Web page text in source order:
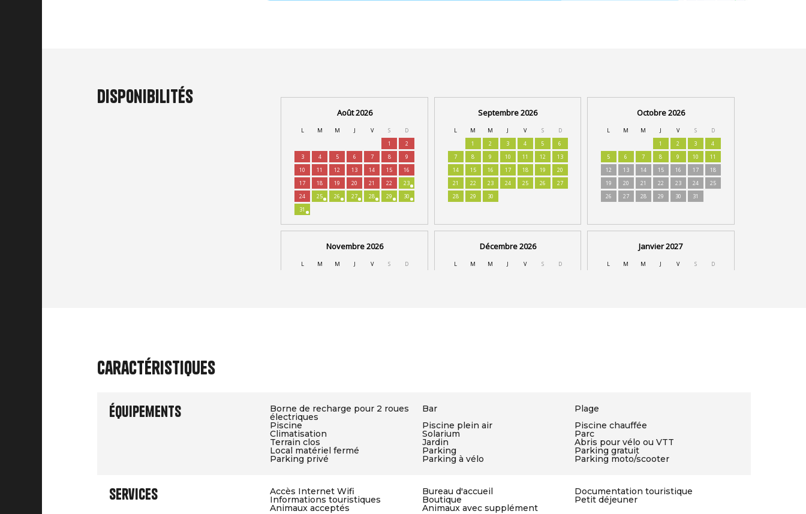
Disponibilités
Caractéristiques
Équipements Borne de recharge pour 2 roues
électriques
Bar
Plage
Piscine
Piscine plein air Piscine chauffée
Climatisation Solarium Parc
Terrain clos Jardin Abris pour vélo ou VTT
Local matériel fermé Parking Parking gratuit
Parking privé Parking à vélo Parking moto/scooter
Services Accès Internet Wifi Bureau d'accueil Documentation touristique
Informations touristiques Boutique Petit déjeuner
Animaux acceptés Animaux avec supplément